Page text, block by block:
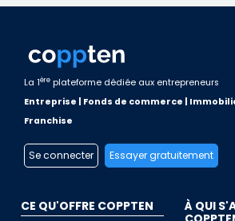
La 1ère plateforme dédiée aux entrepreneurs
Entreprise | Fonds de commerce |
Franchise
Se connecter Essayer gratuitement
CE QU'OFFRE COPPTEN
À QUI